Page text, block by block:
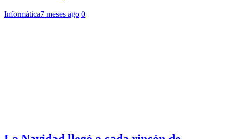
Informática7 meses ago 0